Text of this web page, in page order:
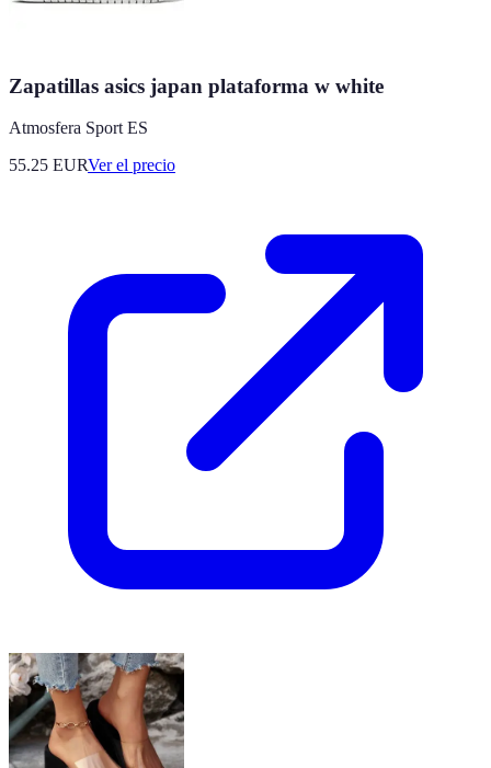
Zapatillas asics japan plataforma w white
Atmosfera Sport ES
55.25 EURVer el precio